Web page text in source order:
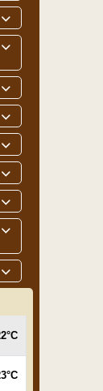








